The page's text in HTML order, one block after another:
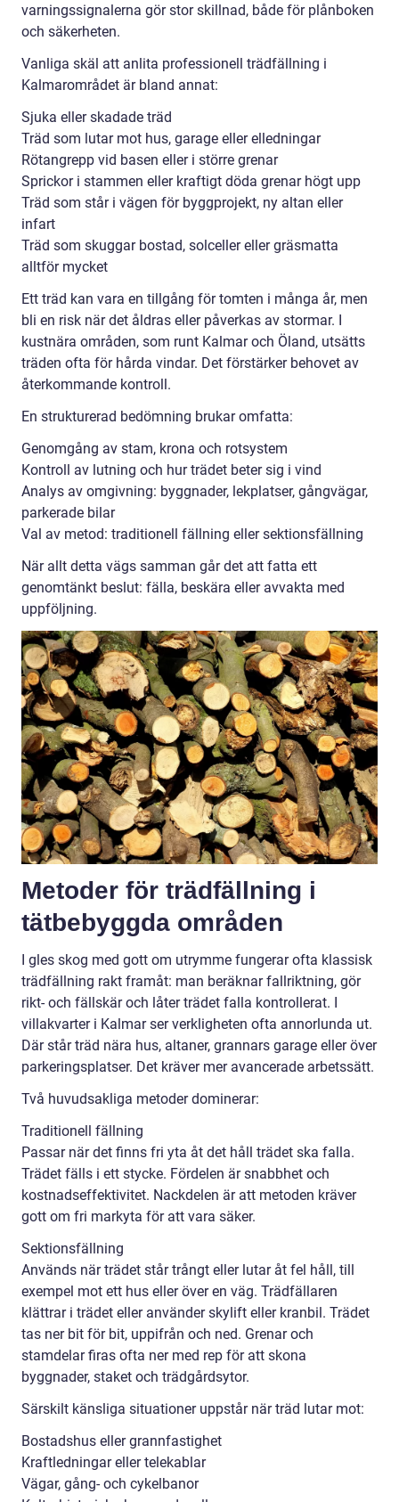
varningssignalerna gör stor skillnad, både för plånboken
och säkerheten.
Vanliga skäl att anlita professionell trädfällning i
Kalmarområdet är bland annat:
Sjuka eller skadade träd
Träd som lutar mot hus, garage eller elledningar
Rötangrepp vid basen eller i större grenar
Sprickor i stammen eller kraftigt döda grenar högt upp
Träd som står i vägen för byggprojekt, ny altan eller
infart
Träd som skuggar bostad, solceller eller gräsmatta
alltför mycket
Ett träd kan vara en tillgång för tomten i många år, men
bli en risk när det åldras eller påverkas av stormar. I
kustnära områden, som runt Kalmar och Öland, utsätts
träden ofta för hårda vindar. Det förstärker behovet av
återkommande kontroll.
En strukturerad bedömning brukar omfatta:
Genomgång av stam, krona och rotsystem
Kontroll av lutning och hur trädet beter sig i vind
Analys av omgivning: byggnader, lekplatser, gångvägar,
parkerade bilar
Val av metod: traditionell fällning eller sektionsfällning
När allt detta vägs samman går det att fatta ett
genomtänkt beslut: fälla, beskära eller avvakta med
uppföljning.
Metoder för trädfällning i
tätbebyggda områden
I gles skog med gott om utrymme fungerar ofta klassisk
trädfällning rakt framåt: man beräknar fallriktning, gör
rikt- och fällskär och låter trädet falla kontrollerat. I
villakvarter i Kalmar ser verkligheten ofta annorlunda ut.
Där står träd nära hus, altaner, grannars garage eller över
parkeringsplatser. Det kräver mer avancerade arbetssätt.
Två huvudsakliga metoder dominerar:
Traditionell fällning
Passar när det finns fri yta åt det håll trädet ska falla.
Trädet fälls i ett stycke. Fördelen är snabbhet och
kostnadseffektivitet. Nackdelen är att metoden kräver
gott om fri markyta för att vara säker.
Sektionsfällning
Används när trädet står trångt eller lutar åt fel håll, till
exempel mot ett hus eller över en väg. Trädfällaren
klättrar i trädet eller använder skylift eller kranbil. Trädet
tas ner bit för bit, uppifrån och ned. Grenar och
stamdelar firas ofta ner med rep för att skona
byggnader, staket och trädgårdsytor.
Särskilt känsliga situationer uppstår när träd lutar mot:
Bostadshus eller grannfastighet
Kraftledningar eller telekablar
Vägar, gång- och cykelbanor